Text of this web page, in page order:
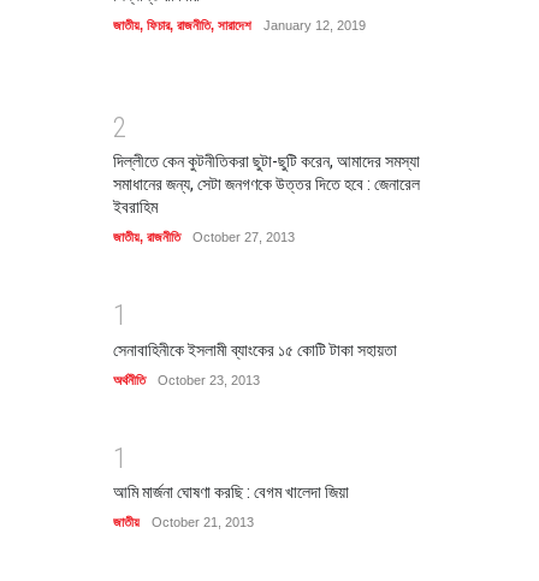
জাতীয়, ফিচার, রাজনীতি, সারাদেশ January 12, 2019
2
দিল্লীতে কেন কুটনীতিকরা ছুটা-ছুটি করেন, আমাদের সমস্যা
সমাধানের জন্য, সেটা জনগণকে উত্তর দিতে হবে : জেনারেল
ইবরাহিম
জাতীয়, রাজনীতি October 27, 2013
1
সেনাবাহিনীকে ইসলামী ব্যাংকের ১৫ কোটি টাকা সহায়তা
অর্থনীতি October 23, 2013
1
আমি মার্জনা ঘোষণা করছি : বেগম খালেদা জিয়া
জাতীয় October 21, 2013